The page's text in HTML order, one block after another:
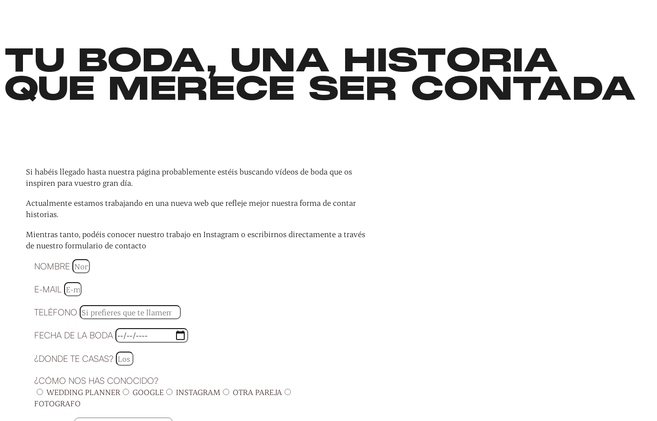
TU BODA, UNA HISTORIA
QUE MERECE SER CONTADA
Si habéis llegado hasta nuestra página probablemente estéis buscando vídeos de boda que os
inspiren para vuestro gran día.
Actualmente estamos trabajando en una nueva web que refleje mejor nuestra forma de contar
historias.
Mientras tanto, podéis conocer nuestro trabajo en Instagram o escribirnos directamente a través
de nuestro formulario de contacto
NOMBRE
E-MAIL
TELÉFONO
FECHA DE LA BODA
¿DONDE TE CASAS?
¿CÓMO NOS HAS CONOCIDO?
WEDDING PLANNER GOOGLE INSTAGRAM
OTRA PAREJA
FOTOGRAFO